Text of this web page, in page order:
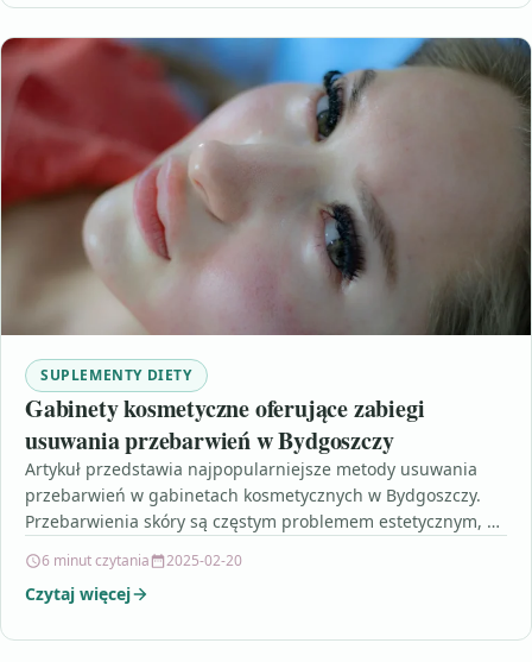
SUPLEMENTY DIETY
Gabinety kosmetyczne oferujące zabiegi
usuwania przebarwień w Bydgoszczy
Artykuł przedstawia najpopularniejsze metody usuwania
przebarwień w gabinetach kosmetycznych w Bydgoszczy.
Przebarwienia skóry są częstym problemem estetycznym, z
6 minut czytania 2025-02-20
Czytaj więcej